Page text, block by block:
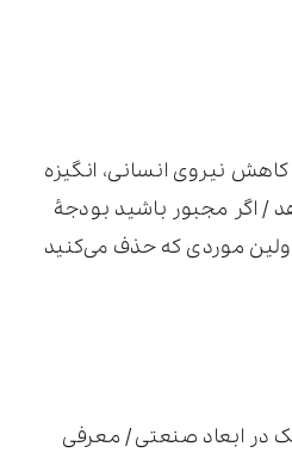
نیروی انسانی، انگیزه
/ اگر مجبور باشید بودجۀ
موردی که حذف می‌کنید
در ابعاد صنعتی / معرفی